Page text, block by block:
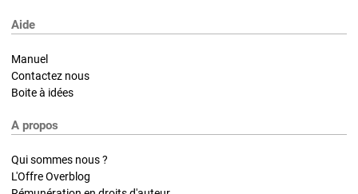
Aide
Manuel
Contactez nous
Boite à idées
A propos
Qui sommes nous ?
L'Offre Overblog